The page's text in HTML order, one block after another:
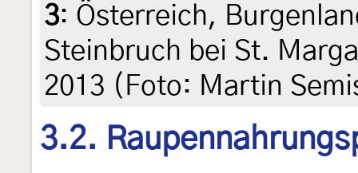
3: Österreich,
Steinbruch bei St.
2013 (Foto: Martin
3.2.